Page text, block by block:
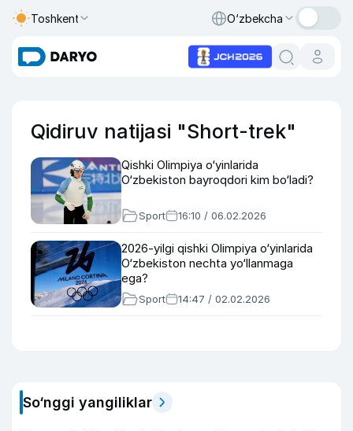
Toshkent O‘zbekcha
Qidiruv natijasi "Short-trek"
Qishki Olimpiya o‘yinlarida
O‘zbekiston bayroqdori kim bo‘ladi?
Sport 16:10 / 06.02.2026
2026-yilgi qishki Olimpiya o‘yinlarida
O‘zbekiston nechta yo‘llanmaga
ega?
Sport 14:47 / 02.02.2026
So‘nggi yangiliklar